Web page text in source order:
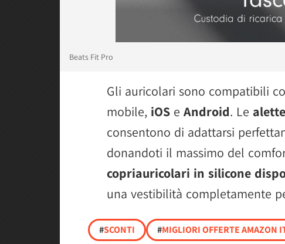
Beats Fit Pro
Gli auricolari sono compatibili
mobile, iOS e Android. Le
consentono di adattarsi
donandoti il massimo del
copriauricolari in silicone
una vestibilità completamente
#SCONTI #MIGLIORI OFFERTE AMAZON